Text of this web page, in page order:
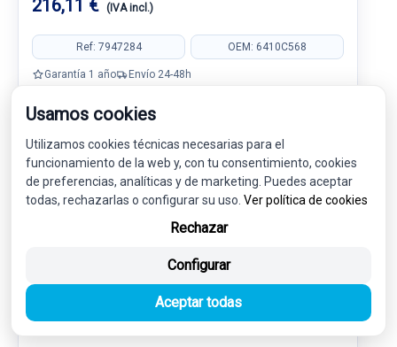
216,11 € (IVA incl.)
Ref: 7947284 OEM: 6410C568
Garantía 1 año Envío 24-48h
-5% USADO NOVEDAD
Usamos cookies
Utilizamos cookies técnicas necesarias para el
funcionamiento de la web y, con tu consentimiento, cookies
de preferencias, analíticas y de marketing. Puedes aceptar
todas, rechazarlas o configurar su uso. Ver política de cookies
Rechazar
Configurar
Aceptar todas